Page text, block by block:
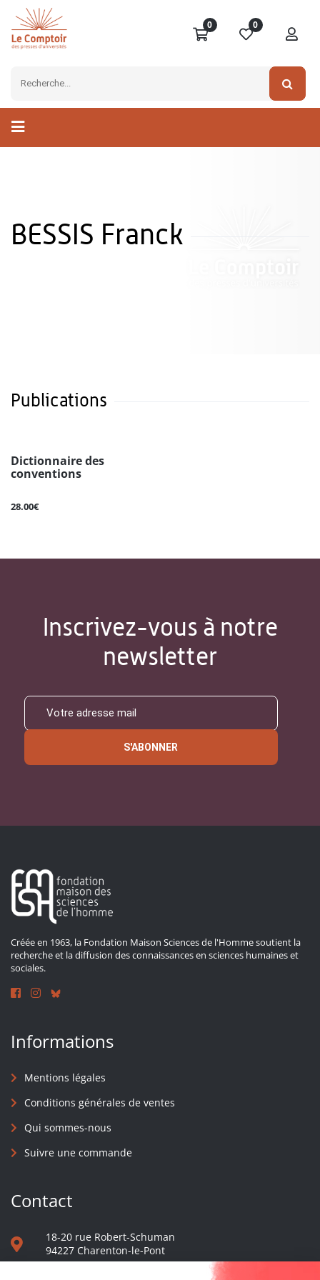
0 0
BESSIS Franck
Publications
Dictionnaire des
conventions
28.00€
Inscrivez-vous à notre
newsletter
S'ABONNER
Créée en 1963, la Fondation Maison Sciences de l'Homme soutient la
recherche et la diffusion des connaissances en sciences humaines et
sociales.
Informations
Mentions légales
Conditions générales de ventes
Qui sommes-nous
Suivre une commande
Contact
18-20 rue Robert-Schuman
94227 Charenton-le-Pont